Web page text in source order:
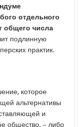
отдельного
общего числа
подлинную
практик.
которое
альтернативы
и
общество, – либо